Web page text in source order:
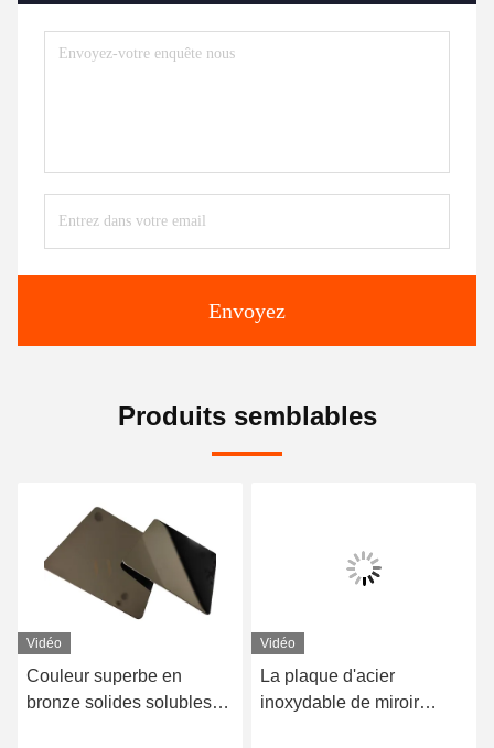
Envoyez
Produits semblables
Vidéo
Couleur superbe en
bronze solides solubles
Vidéo
La plaque d'acier
inoxydable de miroir